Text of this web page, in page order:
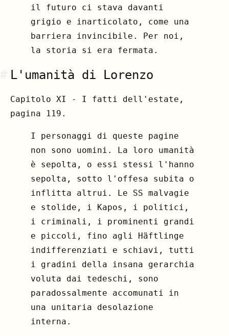
il futuro ci stava davanti
grigio e inarticolato, come una
barriera invincibile. Per noi,
la storia si era fermata.
L'umanità di Lorenzo
Capitolo XI - I fatti dell'estate,
pagina 119.
I personaggi di queste pagine
non sono uomini. La loro umanità
è sepolta, o essi stessi l'hanno
sepolta, sotto l'offesa subita o
inflitta altrui. Le SS malvagie
e stolide, i Kapos, i politici,
i criminali, i prominenti grandi
e piccoli, fino agli Häftlinge
indifferenziati e schiavi, tutti
i gradini della insana gerarchia
voluta dai tedeschi, sono
paradossalmente accomunati in
una unitaria desolazione
interna.